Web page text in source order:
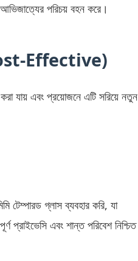
পরিচয় বহন করে।
Effective)
যায় এবং প্রয়োজনে এটি সরিয়ে নতুন
টেম্পারড গ্লাস ব্যবহার করি, যা
এবং শান্ত পরিবেশ নিশ্চিত